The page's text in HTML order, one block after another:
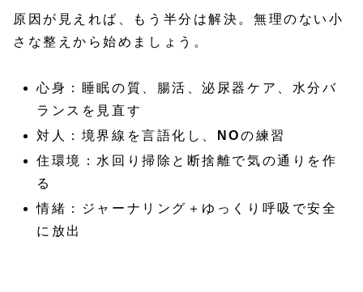
原因が見えれば、もう半分は解決。無理のない小
さな整えから始めましょう。
心身：睡眠の質、腸活、泌尿器ケア、水分バ
ランスを見直す
対人：境界線を言語化し、
NOの練習
住環境：水回り掃除と断捨離で気の通りを作
る
情緒：ジャーナリング＋ゆっくり呼吸で安全
に放出